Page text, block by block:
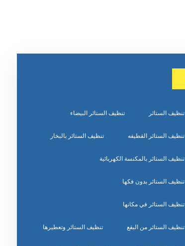
تنظيف الستائر تنظيف الستائر البيضاء
تنظيف الستائر القطيفه تنظيف الستائر بالبخار
تنظيف الستائر بالمكنسة الكهربائية
تنظيف الستائر بدون فكها
تنظيف الستائر في مكانها
تنظيف الستائر من البقع تنظيف الستائر وتعطيرها